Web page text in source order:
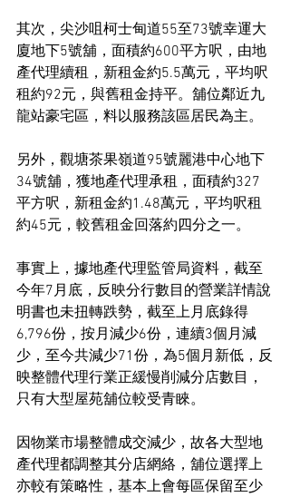
其次，尖沙咀柯士甸道55至73號幸運大
廈地下5號舖，面積約600平方呎，由地
產代理續租，新租金約5.5萬元，平均呎
租約92元，與舊租金持平。舖位鄰近九
龍站豪宅區，料以服務該區居民為主。
另外，觀塘茶果嶺道95號麗港中心地下
34號舖，獲地產代理承租，面積約327
平方呎，新租金約1.48萬元，平均呎租
約45元，較舊租金回落約四分之一。
事實上，據地產代理監管局資料，截至
今年7月底，反映分行數目的營業詳情說
明書也未扭轉跌勢，截至上月底錄得
6,796份，按月減少6份，連續3個月減
少，至今共減少71份，為5個月新低，反
映整體代理行業正緩慢削減分店數目，
只有大型屋苑舖位較受青睞。
因物業市場整體成交減少，故各大型地
產代理都調整其分店網絡，舖位選擇上
亦較有策略性，基本上會每區保留至少